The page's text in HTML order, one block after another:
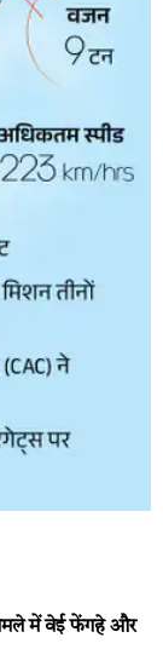
मामले में वेई फेंगहे और